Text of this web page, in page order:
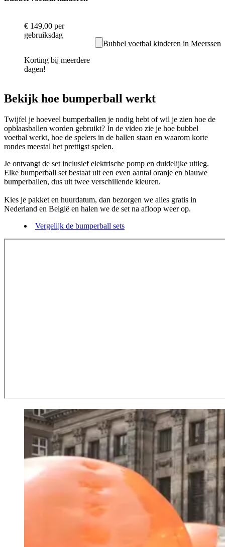
€ 149,00 per
gebruiksdag
Korting bij meerdere
dagen!
Bubbel voetbal kinderen in Meerssen
Bekijk hoe bumperball werkt
Twijfel je hoeveel bumperballen je nodig hebt of wil je zien hoe de
opblaasballen worden gebruikt? In de video zie je hoe bubbel
voetbal werkt, hoe de spelers in de ballen staan en waarom korte
rondes meestal het prettigst spelen.
Je ontvangt de set inclusief elektrische pomp en duidelijke uitleg.
Elke bumperball set bestaat uit een even aantal oranje en blauwe
bumperballen, dus uit twee verschillende kleuren.
Kies je pakket en huurdatum, dan bezorgen we alles gratis in
Nederland en België en halen we de set na afloop weer op.
Vergelijk de bumperball sets